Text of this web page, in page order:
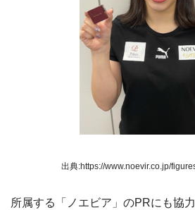
出典:https://www.noevir.co.jp/
所属する「ノエビア」のPRにも協